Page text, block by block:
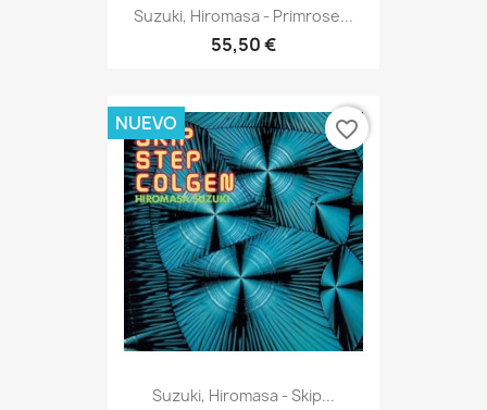
Suzuki, Hiromasa - Primrose...
55,50 €
Suzuki, Hiromasa - Skip...
NUEVO favorite_border